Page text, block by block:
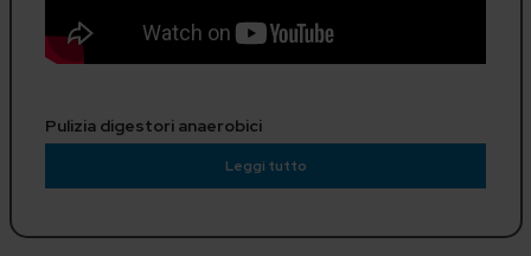
Pulizia digestori anaerobici
Leggi tutto